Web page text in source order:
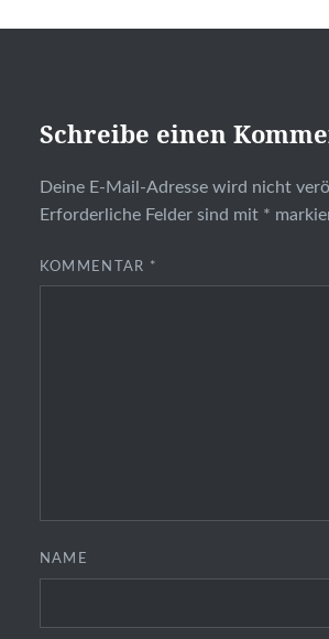
Schreibe einen
Deine E-Mail-Adresse wird nicht
Erforderliche Felder sind mit *
KOMMENTAR *
NAME